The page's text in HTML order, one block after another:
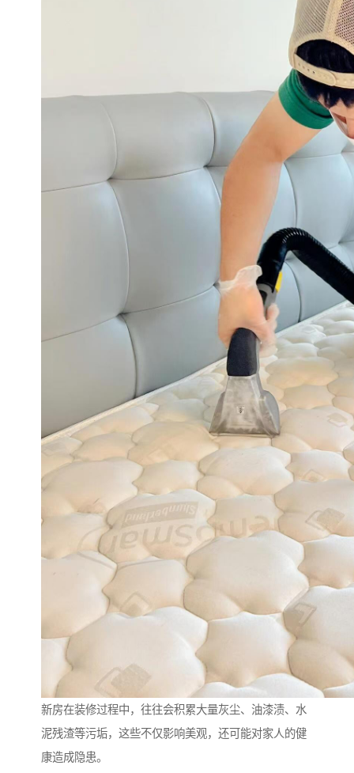
新房在装修过程中，往往会积累大量灰尘、油漆渍、水
泥残渣等污垢，这些不仅影响美观，还可能对家人的健
康造成隐患。